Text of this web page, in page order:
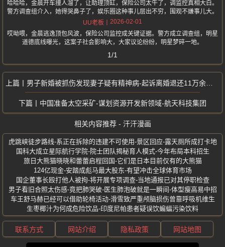
哈哈哈，金晨开车撞人溜了，让助理顶缸，保险公司太牛了，调监控真相大白。
警方调查组介入，她得哭鼻子了，娱乐圈这种事儿层出不穷，围观不嫌事儿大。
UU老板
2026-02-01
哎呦喂，金晨逃逸顶包风波，保险公司监控成关键证据。警方成立调查组，明星
道德底线曝光，这案子社会影响大，大家议论纷纷，明星梦碎一地。
1/1
男子新婚被抓伤发现妻子疑有精神病-起诉离婚退还11万余元彩礼被驳回
中国准备太空采矿-谋划资源开发新领域-航天科技集团
相关内容推荐 - 汗汗漫画
虎跳峡徒步路线-系正在拆除的违建不可使用-景区回应-露天厕所成打卡地
国科大成立星际航行学院-院士团队揭秘育人模式-今年布局本科招生
旅日大熊猫晓晓和蕾蕾启程回国-它们是日本目前仅有的大熊猫
124亿现金-安踏成彪马最大股东-有望冲击全球体育市场
国企董事长殴打他人被拘-将开展专项调查-当地通报已对其停职检查
男子看旧合照太伤感-竟把肺哭破-医生肺泡破就是一瞬间-体型瘦高易中招
车王舒马赫已经可以借助轮椅活动-滑雪致严重颅脑损伤曾靠呼吸机维生
生枣椰汁为何成危险饮品-印度尼帕患者疑误饮蝙蝠污染饮料
联系方式 网站介绍 隐私政策 网站地图